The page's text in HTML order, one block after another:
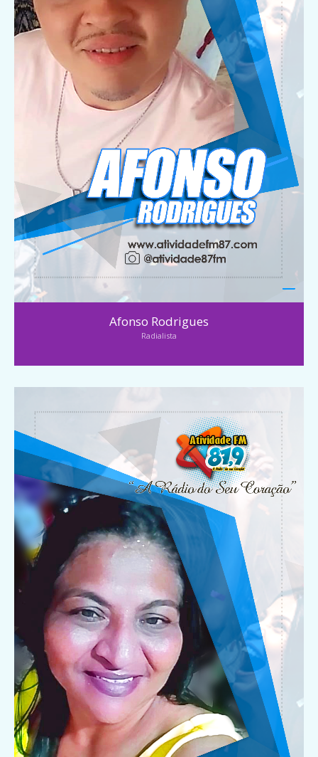
Afonso Rodrigues
Radialista